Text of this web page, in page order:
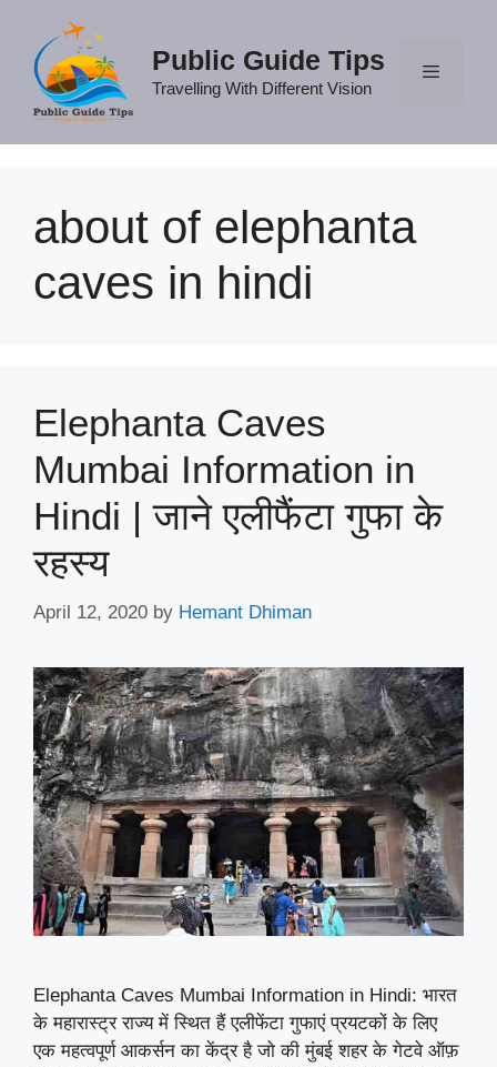
content
Public Guide Tips
Travelling With Different Vision
about of elephanta
caves in hindi
Elephanta Caves
Mumbai Information in
Hindi | जाने एलीफैंटा गुफा के
रहस्य
April 12, 2020 by Hemant Dhiman
Elephanta Caves Mumbai Information in Hindi: भारत
के महारास्ट्र राज्य में स्थित हैं एलीफेंटा गुफाएं प्रयटकों के लिए
एक महत्वपूर्ण आकर्सन का केंद्र है जो की मुंबई शहर के गेटवे ऑफ़